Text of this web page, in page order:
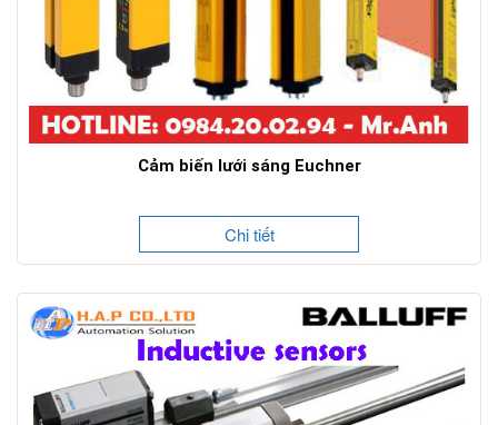
Cảm biến lưới sáng Euchner
Chi tiết